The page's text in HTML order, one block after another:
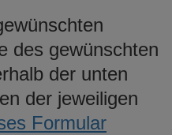
des gewünschten
der unten
der jeweiligen
Formular